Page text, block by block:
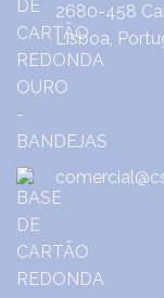
2680-458
Lisboa,